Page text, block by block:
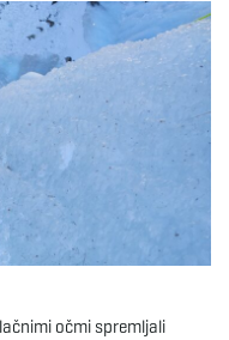
g
očmi spremljali